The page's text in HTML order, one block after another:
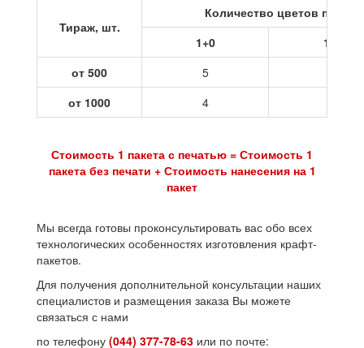
Тираж, шт.
Количество цветов
1+0
1+1
от 500
5
от 1000
4
Стоимость 1 пакета с печатью = Стоимость 1
пакета без печати + Стоимость нанесения на 1
пакет
Мы всегда готовы проконсультировать вас обо всех
технологических особенностях изготовления крафт-
пакетов.
Для получения дополнительной консультации наших
специалистов и размещения заказа Вы можете
связаться с нами
по телефону (044) 377-78-63 или по почте: